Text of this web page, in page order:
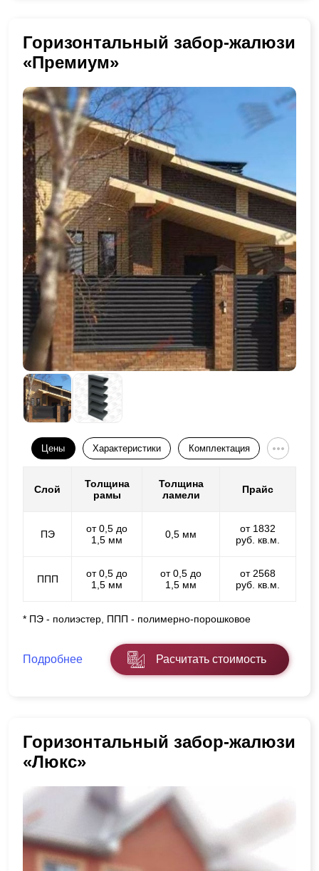
Горизонтальный забор-жалюзи
«Премиум»
Цены Характеристики Комплектация
Слой
Толщина
рамы
Толщина
ламели
Прайс
ПЭ
от 0,5 до
1,5 мм
0,5 мм
от 1832
руб. кв.м.
ППП
от 0,5 до
1,5 мм
от 0,5 до
1,5 мм
от 2568
руб. кв.м.
* ПЭ - полиэстер, ППП - полимерно-порошковое
Подробнее Расчитать стоимость
Горизонтальный забор-жалюзи
«Люкс»